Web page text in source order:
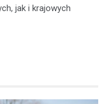
jak i krajowych